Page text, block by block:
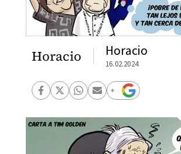
Horacio Horacio
16.02.2024